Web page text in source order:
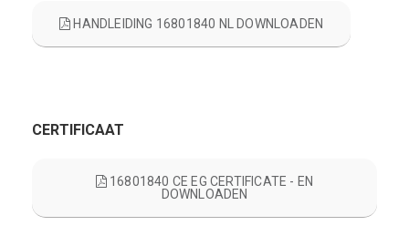
HANDLEIDING 16801840 NL DOWNLOADEN
CERTIFICAAT
16801840 CE EG CERTIFICATE - EN
DOWNLOADEN